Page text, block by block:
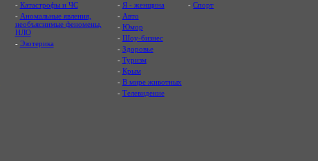
- Катастрофы и ЧС
- Аномальные явления,
необъяснимые феномены,
НЛО
- Эзотерика
- Я - женщина
- Авто
- Юмор
- Шоу-бизнес
- Здоровье
- Туризм
- Крым
- В мире животных
- Телевидение
-Спорт